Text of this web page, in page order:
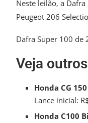
Neste leilão, a
Peugeot 206
Dafra Super 100
Veja
Honda CG
Lance inicial:
Honda C100